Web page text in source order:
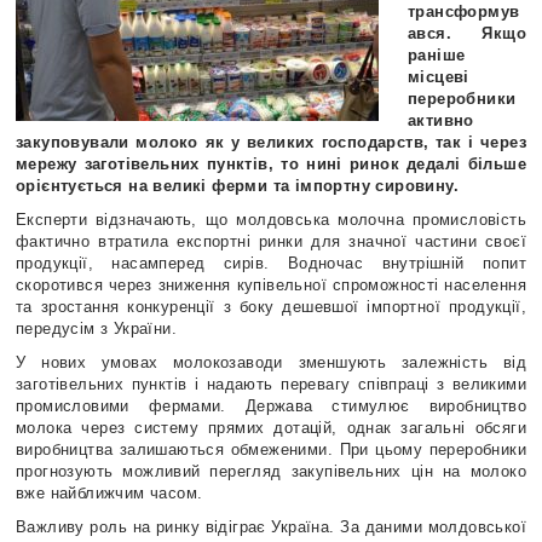
трансформув
ався. Якщо
раніше
місцеві
переробники
активно
закуповували молоко як у великих господарств, так і через
мережу заготівельних пунктів, то нині ринок дедалі більше
орієнтується на великі ферми та імпортну сировину.
Експерти відзначають, що молдовська молочна промисловість
фактично втратила експортні ринки для значної частини своєї
продукції, насамперед сирів. Водночас внутрішній попит
скоротився через зниження купівельної спроможності населення
та зростання конкуренції з боку дешевшої імпортної продукції,
передусім з України.
У нових умовах молокозаводи зменшують залежність від
заготівельних пунктів і надають перевагу співпраці з великими
промисловими фермами. Держава стимулює виробництво
молока через систему прямих дотацій, однак загальні обсяги
виробництва залишаються обмеженими. При цьому переробники
прогнозують можливий перегляд закупівельних цін на молоко
вже найближчим часом.
Важливу роль на ринку відіграє Україна. За даними молдовської